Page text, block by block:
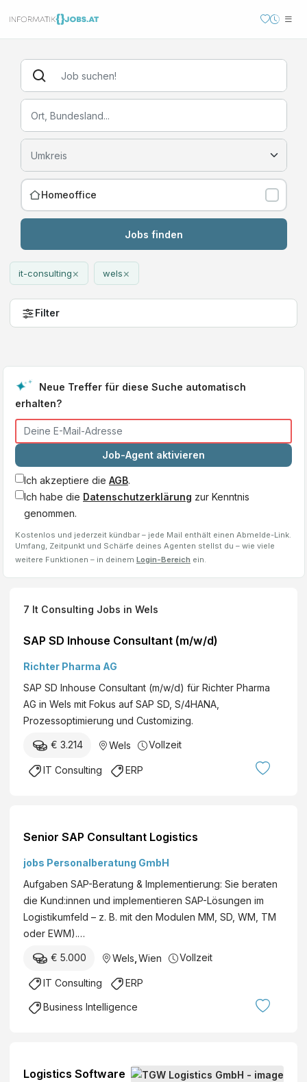
Homeoffice
Jobs finden
it-consulting× wels×
Filter
Neue Treffer für diese Suche automatisch
erhalten?
Job-Agent aktivieren
Ich akzeptiere die AGB.
Ich habe die Datenschutzerklärung zur Kenntnis
genommen.
Kostenlos und jederzeit kündbar – jede Mail enthält einen Abmelde-Link.
Umfang, Zeitpunkt und Schärfe deines Agenten stellst du – wie viele
weitere Funktionen – in deinem Login-Bereich ein.
7 It Consulting Jobs in Wels
SAP SD Inhouse Consultant (m/w/d)
Richter Pharma AG
SAP SD Inhouse Consultant (m/w/d) für Richter Pharma
AG in Wels mit Fokus auf SAP SD, S/4HANA,
Prozessoptimierung und Customizing.
€ 3.214 Wels Vollzeit
IT Consulting ERP
Senior SAP Consultant Logistics
jobs Personalberatung GmbH
Aufgaben SAP-Beratung & Implementierung: Sie beraten
die Kund:innen und implementieren SAP-Lösungen im
Logistikumfeld – z. B. mit den Modulen MM, SD, WM, TM
oder EWM).…
€ 5.000 Wels Wien Vollzeit
IT Consulting ERP
Business Intelligence
Logistics Software